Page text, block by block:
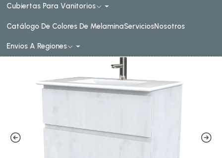
Cubiertas Para Vanitorios
Catálogo De Colores De MelaminaServiciosNosotros
Envios A Regiones